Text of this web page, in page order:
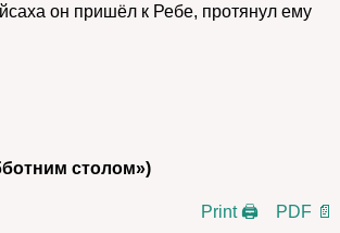
он пришёл к Ребе, протянул ему
столом»)
Print 🖨 PDF 📄